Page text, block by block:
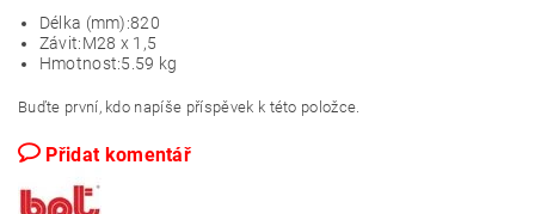
Délka (mm):820
Závit:M28 x 1,5
Hmotnost:5.59 kg
Buďte první, kdo napíše příspěvek k této položce.
Přidat komentář